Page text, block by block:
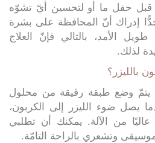
حفل ما أو لتحسين أيّ تشوّه
إدراك أنّ المحافظة على بشرة
الأمد، بالتالي فإنّ العلاج
لذلك.
يتمّ وضع طبقة رقيقة من محلول
يصل ضوء الليزر إلى الكربون،
من الآلة. يمكنك أن تطلبي
وتشعري بالراحة التامّة.